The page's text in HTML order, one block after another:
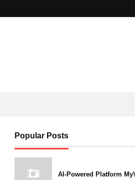
Popular Posts
AI-Powered Platform